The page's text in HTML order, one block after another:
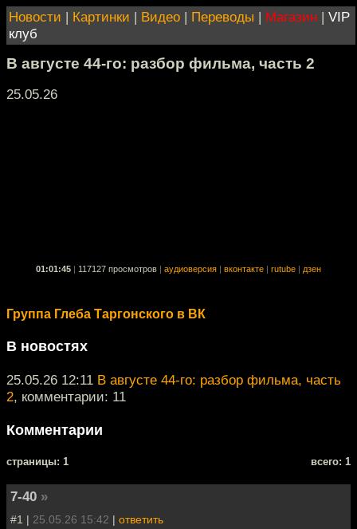
Новости | Картинки | Видео | Переводы | Магазин | VIP
клуб
В августе 44-го: разбор фильма, часть 2
25.05.26
01:01:45 117127 просмотров аудиоверсия вконтакте rutube дзен
Группа Глеба Таргонского в ВК
В новостях
25.05.26 12:11 В августе 44-го: разбор фильма, часть
2, комментарии: 11
Комментарии
cтраницы: 1 всего: 1
7-40 »
#1 | 25.05.26 15:42 | ответить